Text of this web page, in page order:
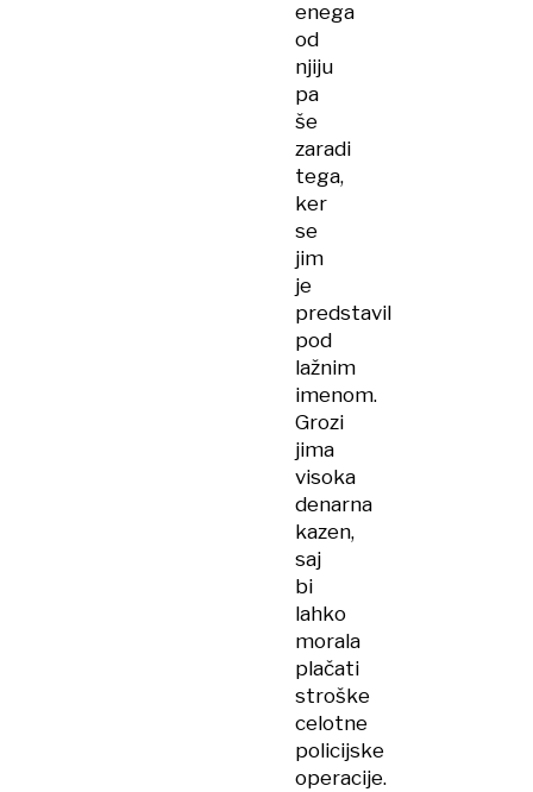
enega
od
njiju
pa
še
zaradi
tega,
ker
se
jim
je
predstavil
pod
lažnim
imenom.
Grozi
jima
visoka
denarna
kazen,
saj
bi
lahko
morala
plačati
stroške
celotne
policijske
operacije.